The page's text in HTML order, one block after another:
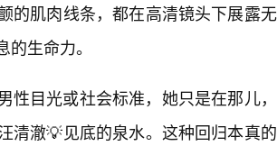
的肌肉线条，都在高清镜头下展露
生命力。
性目光或社会标准，她只是在那儿
清澈💡见底的泉水。这种回归本真